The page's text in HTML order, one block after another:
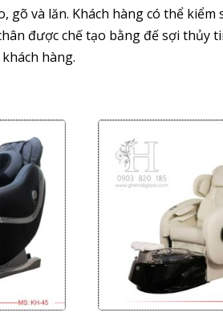
gõ và lăn. Khách hàng có thể kiểm
được chế tạo bằng đế sợi thủy
hàng.
Giảm giá!